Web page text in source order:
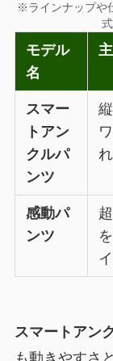
※ラインナップや
モデル
名
スマー
トアン
クルパ
ンツ
感動パ
ンツ
スマートアン